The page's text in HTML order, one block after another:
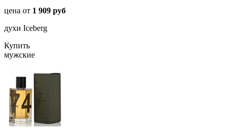
цена от 1 909 руб
духи Iceberg
Купить
мужские